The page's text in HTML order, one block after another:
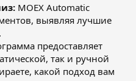
MOEX Automatic
выявляя лучшие
предоставляет
так и ручной
какой подход вам